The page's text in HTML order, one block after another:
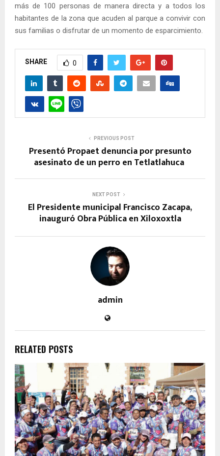
más de 100 personas de manera directa y a todos los
habitantes de la zona que acuden al parque a convivir con
sus familias o disfrutar de un momento de esparcimiento.
SHARE 0
PREVIOUS POST
Presentó Propaet denuncia por presunto
asesinato de un perro en Tetlatlahuca
NEXT POST
El Presidente municipal Francisco Zacapa,
inauguró Obra Pública en Xiloxoxtla
admin
RELATED POSTS